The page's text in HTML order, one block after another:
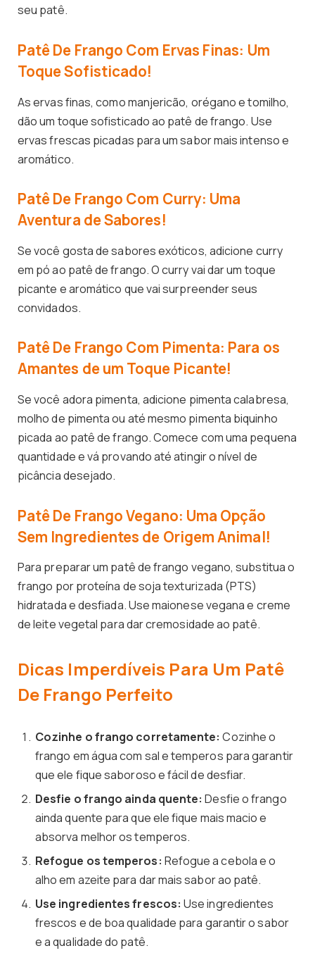
seu patê.
Patê De Frango Com Ervas Finas: Um
Toque Sofisticado!
As ervas finas, como manjericão, orégano e tomilho,
dão um toque sofisticado ao patê de frango. Use
ervas frescas picadas para um sabor mais intenso e
aromático.
Patê De Frango Com Curry: Uma
Aventura de Sabores!
Se você gosta de sabores exóticos, adicione curry
em pó ao patê de frango. O curry vai dar um toque
picante e aromático que vai surpreender seus
convidados.
Patê De Frango Com Pimenta: Para os
Amantes de um Toque Picante!
Se você adora pimenta, adicione pimenta calabresa,
molho de pimenta ou até mesmo pimenta biquinho
picada ao patê de frango. Comece com uma pequena
quantidade e vá provando até atingir o nível de
picância desejado.
Patê De Frango Vegano: Uma Opção
Sem Ingredientes de Origem Animal!
Para preparar um patê de frango vegano, substitua o
frango por proteína de soja texturizada (PTS)
hidratada e desfiada. Use maionese vegana e creme
de leite vegetal para dar cremosidade ao patê.
Dicas Imperdíveis Para Um Patê
De Frango Perfeito
Cozinhe o frango corretamente: Cozinhe o
frango em água com sal e temperos para garantir
que ele fique saboroso e fácil de desfiar.
Desfie o frango ainda quente: Desfie o frango
ainda quente para que ele fique mais macio e
absorva melhor os temperos.
Refogue os temperos: Refogue a cebola e o
alho em azeite para dar mais sabor ao patê.
Use ingredientes frescos: Use ingredientes
frescos e de boa qualidade para garantir o sabor
e a qualidade do patê.